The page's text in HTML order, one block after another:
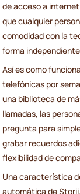
de acceso a
que cualquier
comodidad con la
forma
Así es como
telefónicas por
una biblioteca de
llamadas, las
pregunta para
grabar recuerdos
flexibilidad de
Una característica
automática de